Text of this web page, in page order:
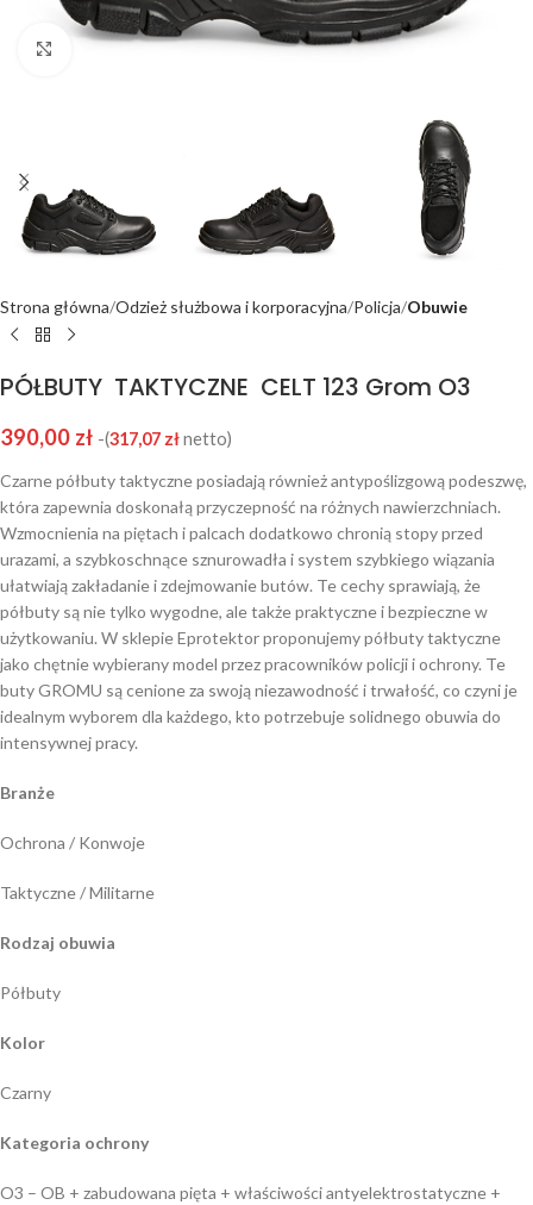
Click to enlarge
Strona główna Odzież służbowa i korporacyjna Policja Obuwie
PÓŁBUTY TAKTYCZNE CELT 123 Grom O3
390,00 zł -(317,07 złnetto)
Czarne półbuty taktyczne posiadają również antypoślizgową podeszwę,
która zapewnia doskonałą przyczepność na różnych nawierzchniach.
Wzmocnienia na piętach i palcach dodatkowo chronią stopy przed
urazami, a szybkoschnące sznurowadła i system szybkiego wiązania
ułatwiają zakładanie i zdejmowanie butów. Te cechy sprawiają, że
półbuty są nie tylko wygodne, ale także praktyczne i bezpieczne w
użytkowaniu. W sklepie Eprotektor proponujemy półbuty taktyczne
jako chętnie wybierany model przez pracowników policji i ochrony. Te
buty GROMU są cenione za swoją niezawodność i trwałość, co czyni je
idealnym wyborem dla każdego, kto potrzebuje solidnego obuwia do
intensywnej pracy.
Branże
Ochrona / Konwoje
Taktyczne / Militarne
Rodzaj obuwia
Półbuty
Kolor
Czarny
Kategoria ochrony
O3 – OB + zabudowana pięta + właściwości antyelektrostatyczne +